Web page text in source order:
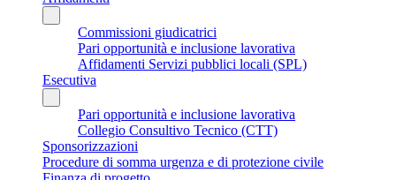
Commissioni giudicatrici
Pari opportunità e inclusione lavorativa
Affidamenti Servizi pubblici locali (SPL)
Esecutiva
Pari opportunità e inclusione lavorativa
Collegio Consultivo Tecnico (CTT)
Sponsorizzazioni
Procedure di somma urgenza e di protezione civile